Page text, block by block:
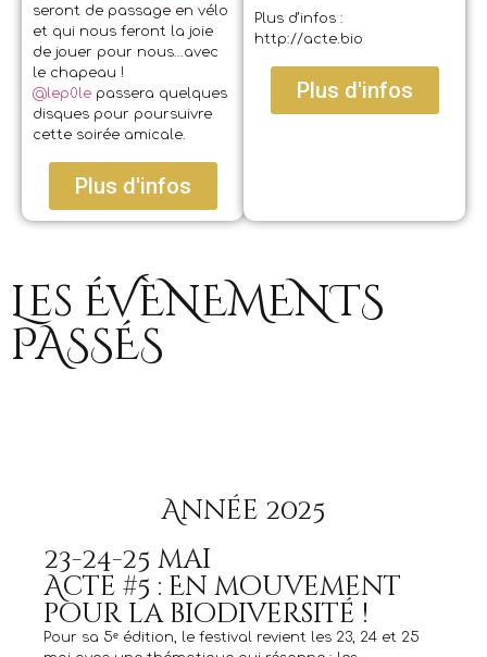
seront de passage en vélo
et qui nous feront la joie
de jouer pour nous…avec
le chapeau !
@lep0le passera quelques
disques pour poursuivre
cette soirée amicale.
Plus d'infos
Plus d’infos :
http://acte.bio
Plus d'infos
Les ÉVÈNEMENTS
PASSÉS
Année 2025
23-24-25 mai
Acte #5 : En mouvement
pour la biodiversité !
Pour sa 5ᵉ édition, le festival revient les 23, 24 et 25